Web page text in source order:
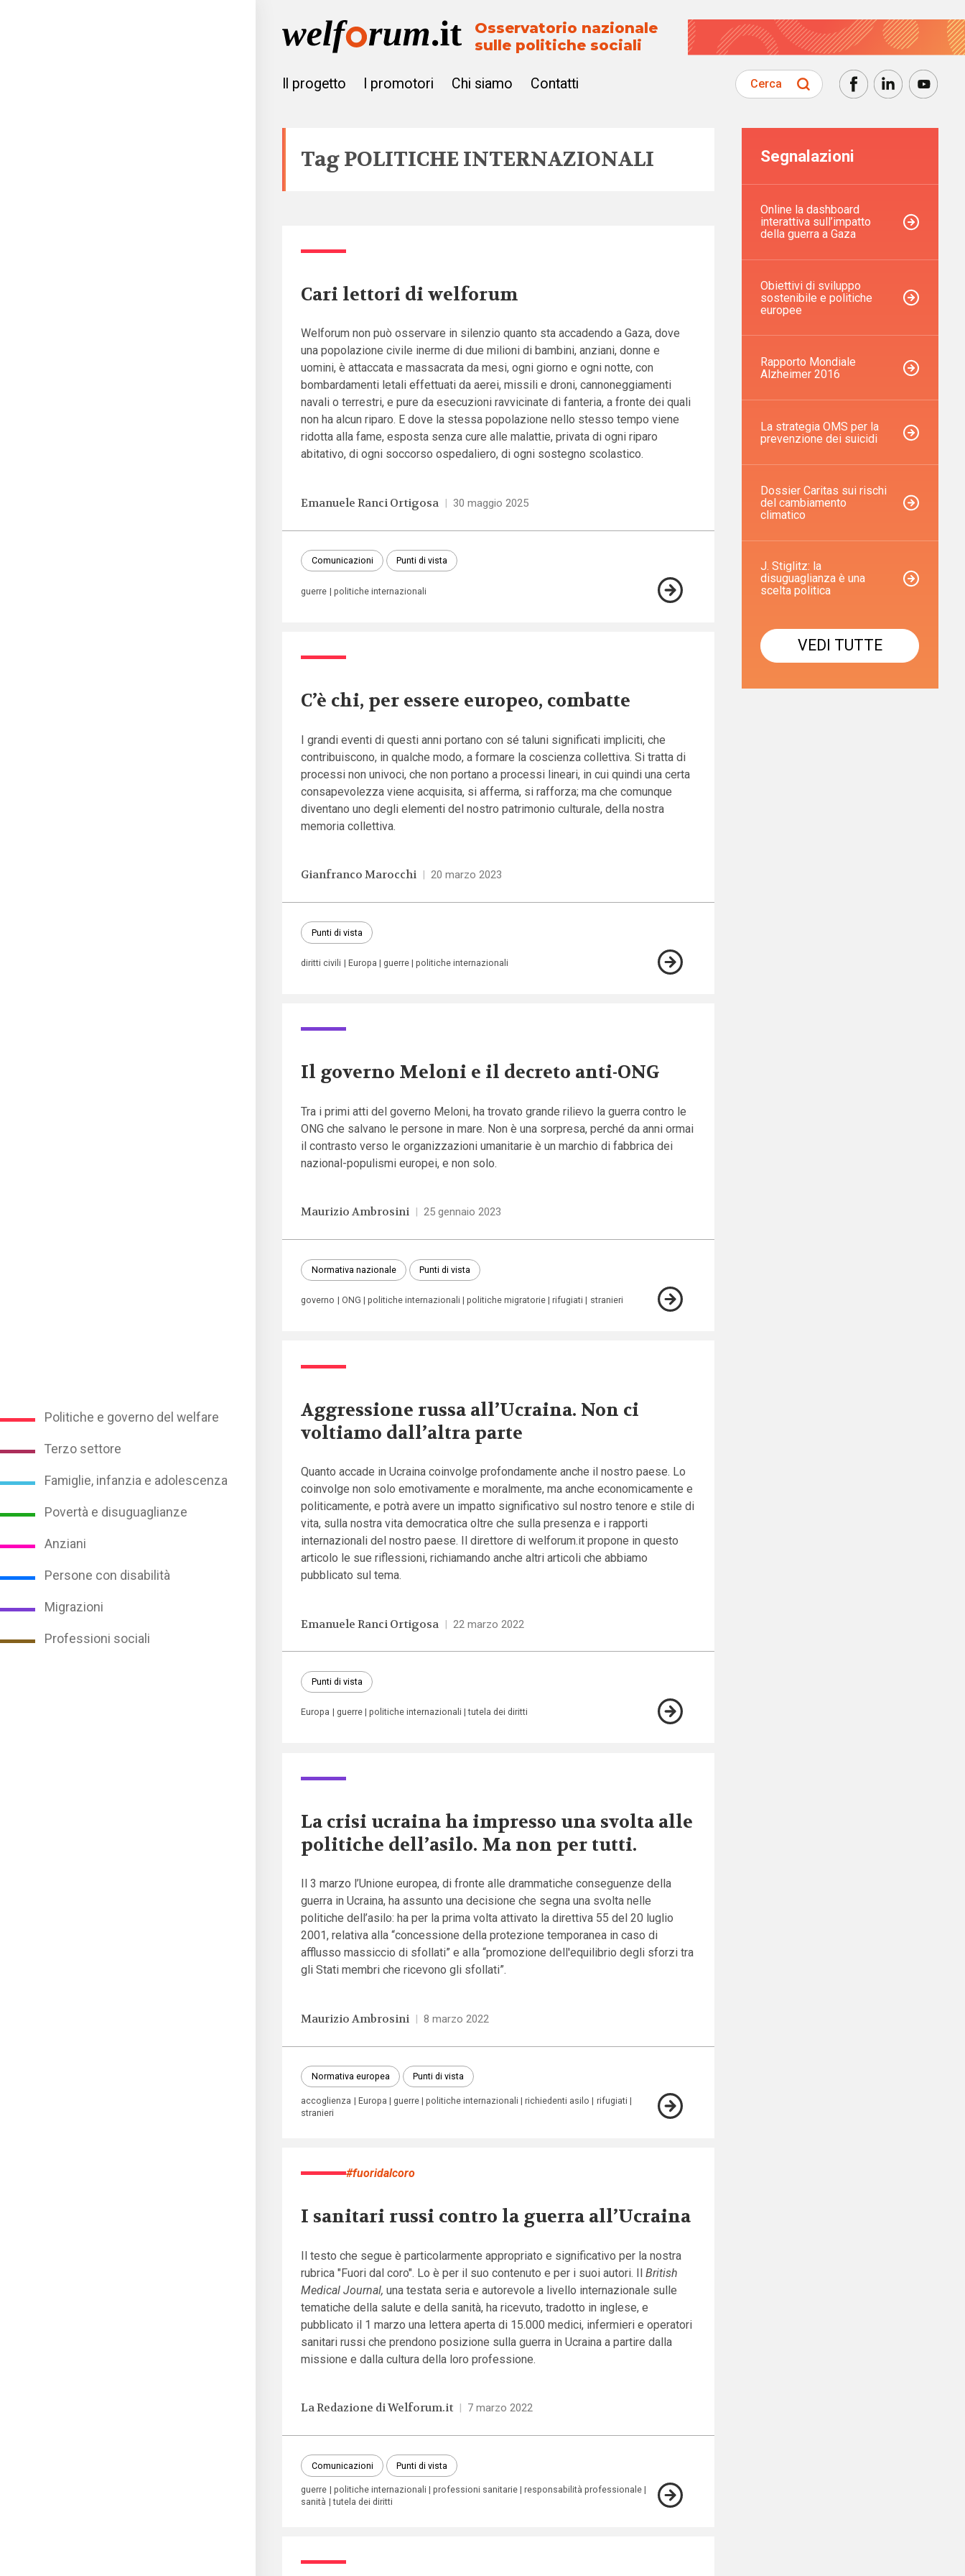
Politiche e governo del welfare
Terzo settore
Famiglie, infanzia e adolescenza
Povertà e disuguaglianze
Anziani
Persone con disabilità
Migrazioni
Professioni sociali
Osservatorio nazionale
sulle politiche sociali
Il progetto I promotori Chi siamo Contatti Cerca
TagPOLITICHE INTERNAZIONALI
Cari lettori di welforum
Welforum non può osservare in silenzio quanto sta accadendo a Gaza, dove
una popolazione civile inerme di due milioni di bambini, anziani, donne e
uomini, è attaccata e massacrata da mesi, ogni giorno e ogni notte, con
bombardamenti letali effettuati da aerei, missili e droni, cannoneggiamenti
navali o terrestri, e pure da esecuzioni ravvicinate di fanteria, a fronte dei quali
non ha alcun riparo. E dove la stessa popolazione nello stesso tempo viene
ridotta alla fame, esposta senza cure alle malattie, privata di ogni riparo
abitativo, di ogni soccorso ospedaliero, di ogni sostegno scolastico.
Emanuele Ranci Ortigosa | 30 maggio 2025
Comunicazioni Punti di vista
guerre politiche internazionali
C’è chi, per essere europeo, combatte
I grandi eventi di questi anni portano con sé taluni significati impliciti, che
contribuiscono, in qualche modo, a formare la coscienza collettiva. Si tratta di
processi non univoci, che non portano a processi lineari, in cui quindi una certa
consapevolezza viene acquisita, si afferma, si rafforza; ma che comunque
diventano uno degli elementi del nostro patrimonio culturale, della nostra
memoria collettiva.
Gianfranco Marocchi | 20 marzo 2023
Punti di vista
diritti civili Europa guerre politiche internazionali
Il governo Meloni e il decreto anti-ONG
Tra i primi atti del governo Meloni, ha trovato grande rilievo la guerra contro le
ONG che salvano le persone in mare. Non è una sorpresa, perché da anni ormai
il contrasto verso le organizzazioni umanitarie è un marchio di fabbrica dei
nazional-populismi europei, e non solo.
Maurizio Ambrosini 25 gennaio 2023
Normativa nazionale Punti di vista
governo ONG politiche internazionali politiche migratorie rifugiati stranieri
Aggressione russa all’Ucraina. Non ci
voltiamo dall’altra parte
Quanto accade in Ucraina coinvolge profondamente anche il nostro paese. Lo
coinvolge non solo emotivamente e moralmente, ma anche economicamente e
politicamente, e potrà avere un impatto significativo sul nostro tenore e stile di
vita, sulla nostra vita democratica oltre che sulla presenza e i rapporti
internazionali del nostro paese. Il direttore di welforum.it propone in questo
articolo le sue riflessioni, richiamando anche altri articoli che abbiamo
pubblicato sul tema.
Emanuele Ranci Ortigosa | 22 marzo 2022
Punti di vista
Europa guerre politiche internazionali tutela dei diritti
La crisi ucraina ha impresso una svolta alle
politiche dell’asilo. Ma non per tutti.
Il 3 marzo l’Unione europea, di fronte alle drammatiche conseguenze della
guerra in Ucraina, ha assunto una decisione che segna una svolta nelle
politiche dell’asilo: ha per la prima volta attivato la direttiva 55 del 20 luglio
2001, relativa alla “concessione della protezione temporanea in caso di
afflusso massiccio di sfollati” e alla “promozione dell'equilibrio degli sforzi tra
gli Stati membri che ricevono gli sfollati”.
Maurizio Ambrosini | 8 marzo 2022
Normativa europea Punti di vista
accoglienza Europa guerre politiche internazionali richiedenti asilo
rifugiati
stranieri
#fuoridalcoro
I sanitari russi contro la guerra all’Ucraina
Il testo che segue è particolarmente appropriato e significativo per la nostra
rubrica "Fuori dal coro". Lo è per il suo contenuto e per i suoi autori. IlBritish
Medical Journal, una testata seria e autorevole a livello internazionale sulle
tematiche della salute e della sanità, ha ricevuto, tradotto in inglese, e
pubblicato il 1 marzo una lettera aperta di 15.000 medici, infermieri e operatori
sanitari russi che prendono posizione sulla guerra in Ucraina a partire dalla
missione e dalla cultura della loro professione.
La Redazione di Welforum.it | 7 marzo 2022
Comunicazioni Punti di vista
guerre politiche internazionali professioni sanitarie
responsabilità professionale
sanità
tutela dei diritti
Segnalazioni
Online la dashboard
interattiva sull’impatto
della guerra a Gaza
Obiettivi di sviluppo
sostenibile e politiche
europee
Rapporto Mondiale
Alzheimer 2016
La strategia OMS per la
prevenzione dei suicidi
Dossier Caritas sui rischi
del cambiamento
climatico
J. Stiglitz: la
disuguaglianza è una
scelta politica
VEDI TUTTE